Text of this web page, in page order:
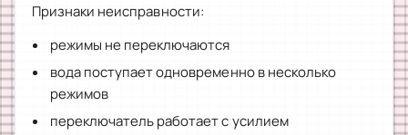
Признаки неисправности:
режимы не переключаются
вода поступает одновременно в несколько
режимов
переключатель работает с усилием